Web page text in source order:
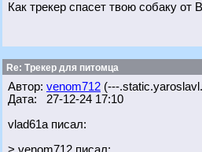
Как трекер спасет твою собаку
Re: Трекер для питомца
Автор: venom712 (---
Дата: 27-12-24 17:10
vlad61a писал: